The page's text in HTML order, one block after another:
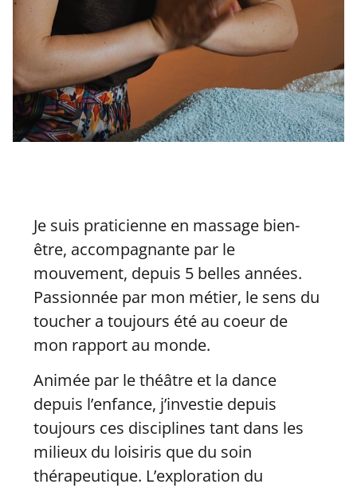
Je suis praticienne en massage bien-
être, accompagnante par le
mouvement, depuis 5 belles années.
Passionnée par mon métier, le sens du
toucher a toujours été au coeur de
mon rapport au monde.
Animée par le théâtre et la dance
depuis l’enfance, j’investie depuis
toujours ces disciplines tant dans les
milieux du loisiris que du soin
thérapeutique. L’exploration du